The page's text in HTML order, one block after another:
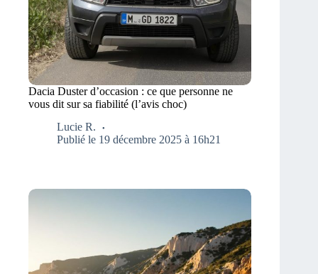
Dacia Duster d’occasion : ce que personne ne
vous dit sur sa fiabilité (l’avis choc)
Lucie R.
Publié le 19 décembre 2025 à 16h21